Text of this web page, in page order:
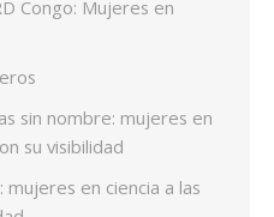
Congo: Mujeres en
sin nombre: mujeres en
su visibilidad
mujeres en ciencia a las